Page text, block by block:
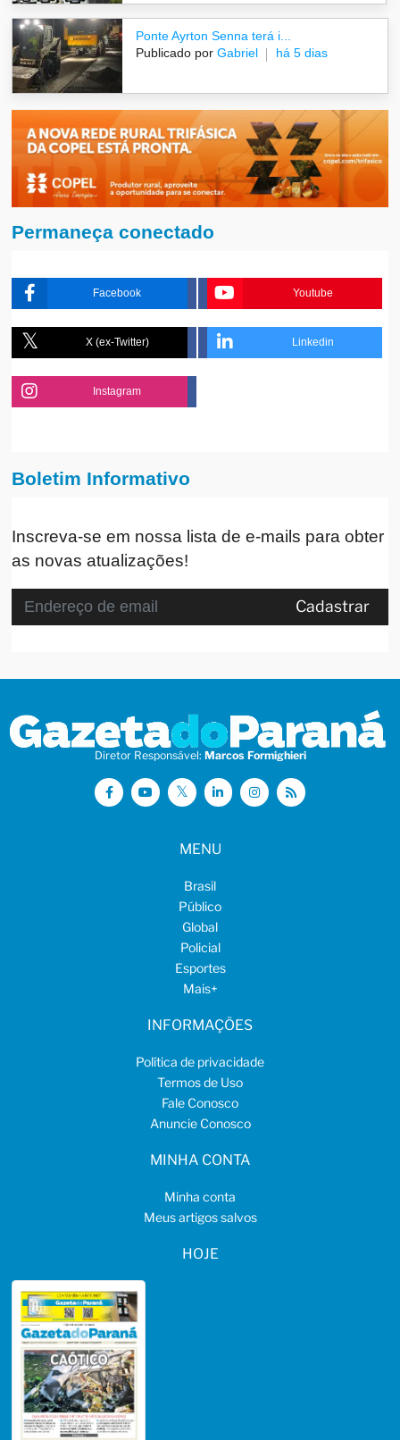
Ponte Ayrton Senna terá i...
Publicado por Gabriel há 5 dias
Permaneça conectado
Facebook Youtube
X (ex-Twitter) Linkedin
Instagram
Boletim Informativo
Inscreva-se em nossa lista de e-mails para obter
as novas atualizações!
Cadastrar
Diretor Responsável: Marcos Formighieri
MENU
Brasil
Público
Global
Policial
Esportes
Mais+
INFORMAÇÕES
Política de privacidade
Termos de Uso
Fale Conosco
Anuncie Conosco
MINHA CONTA
Minha conta
Meus artigos salvos
HOJE